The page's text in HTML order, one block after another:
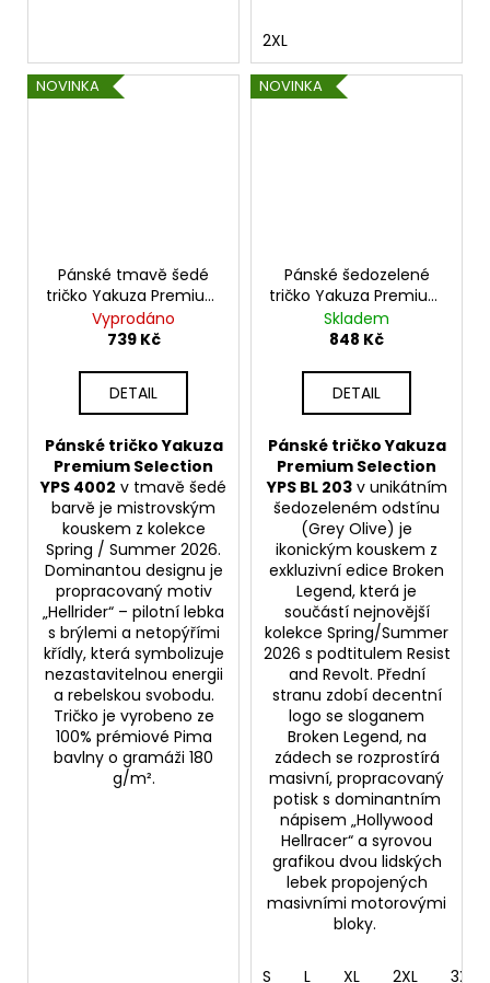
2XL
NOVINKA
Pánské tmavě šedé
tričko Yakuza Premium
YPS 4002 – Hellrider
Vyprodáno
739 Kč
DETAIL
Pánské tričko Yakuza
Premium Selection
YPS 4002 v tmavě šedé
barvě je mistrovským
kouskem z kolekce
Spring / Summer 2026.
Dominantou designu je
propracovaný motiv
„Hellrider“ – pilotní lebka
s brýlemi a netopýřími
křídly, která symbolizuje
nezastavitelnou energii
a rebelskou svobodu.
Tričko je vyrobeno ze
100% prémiové Pima
bavlny o gramáži 180
g/m².
NOVINKA
Pánské šedozelené
tričko Yakuza Premium
YPS BL 203 – Hollywood
Hellracer
Skladem
848 Kč
DETAIL
Pánské tričko Yakuza
Premium Selection
YPS BL 203v unikátním
šedozeleném odstínu
(Grey Olive) je
ikonickým kouskem z
exkluzivní edice Broken
Legend, která je
součástí nejnovější
kolekce Spring/Summer
2026 s podtitulem Resist
and Revolt. Přední
stranu zdobí decentní
logo se sloganem
Broken Legend, na
zádech se rozprostírá
masivní, propracovaný
potisk s dominantním
nápisem „Hollywood
Hellracer“ a syrovou
grafikou dvou lidských
lebek propojených
masivními motorovými
bloky.
S L XL 2XL 3XL